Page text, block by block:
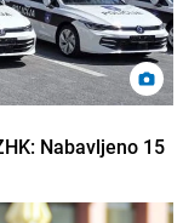
Nabavljeno 15